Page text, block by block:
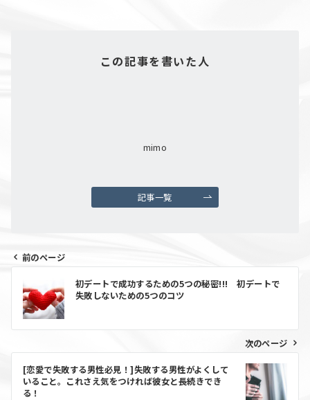
この記事を書いた人
mimo
記事一覧
前のページ
初デートで成功するための5つの秘密!!! 初デートで
失敗しないための5つのコツ
次のページ
[恋愛で失敗する男性必見！]失敗する男性がよくして
いること。これさえ気をつければ彼女と長続きでき
る！